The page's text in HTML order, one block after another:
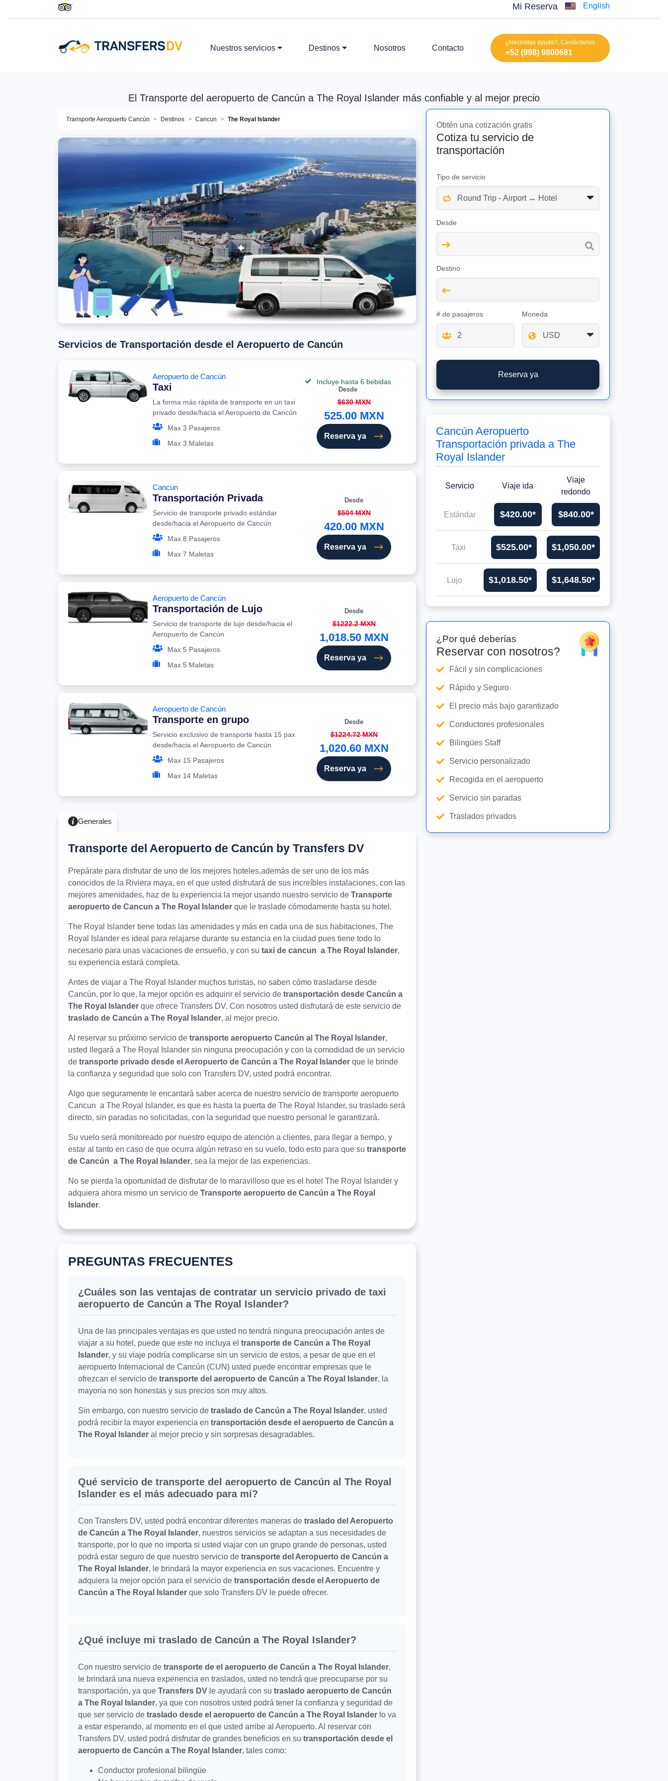
Mi Reserva English
Nuestros servicios Destinos Nosotros Contacto
¿Necesitas ayuda?, Contáctanos
+52 (998) 9800681
El Transporte del aeropuerto de Cancún a The Royal Islander más confiable y al mejor precio
Transporte Aeropuerto Cancún Destinos Cancun The Royal Islander
Servicios de Transportación desde el Aeropuerto de Cancún
Aeropuerto de Cancún
Taxi Incluye hasta 6 bebidas
Desde
La forma más rápida de transporte en un taxi
privado desde/hacia el Aeropuerto de Cancún
Max 3 Pasajeros
Max 3 Maletas
$630 MXN
525.00 MXN
Reserva ya
Cancun
Transportación Privada Desde
Servicio de transporte privado estándar
desde/hacia el Aeropuerto de Cancún
Max 8 Pasajeros
Max 7 Maletas
$504 MXN
420.00 MXN
Reserva ya
Aeropuerto de Cancún
Transportación de Lujo Desde
Servicio de transporte de lujo desde/hacia el
Aeropuerto de Cancún
Max 5 Pasajeros
Max 5 Maletas
$1222.2 MXN
1,018.50 MXN
Reserva ya
Aeropuerto de Cancún
Transporte en grupo Desde
Servicio exclusivo de transporte hasta 15 pax
desde/hacia el Aeropuerto de Cancún
Max 15 Pasajeros
Max 14 Maletas
$1224.72 MXN
1,020.60 MXN
Reserva ya
Generales
Transporte del Aeropuerto de Cancún by Transfers DV
Prepárate para disfrutar de uno de los mejores hoteles,además de ser uno de los más
conocidos de la Riviera maya, en el que usted disfrutará de sus increíbles instalaciones, con las
mejores amenidades, haz de tu experiencia la mejor usando nuestro servicio de Transporte
aeropuerto de Cancun a The Royal Islander que le traslade cómodamente hasta su hotel.
The Royal Islander tiene todas las amenidades y más en cada una de sus habitaciones, The
Royal Islander es ideal para relajarse durante su estancia en la ciudad pues tiene todo lo
necesario para unas vacaciones de ensueño, y con su taxi de cancun a The Royal Islander,
su experiencia estará completa.
Antes de viajar a The Royal Islander muchos turistas, no saben cómo trasladarse desde
Cancún, por lo que, la mejor opción es adquirir el servicio de transportación desde Cancún a
The Royal Islander que ofrece Transfers DV. Con nosotros usted disfrutará de este servicio de
traslado de Cancún a The Royal Islander, al mejor precio.
Al reservar su próximo servicio de transporte aeropuerto Cancún al The Royal Islander,
usted llegará a The Royal Islander sin ninguna preocupación y con la comodidad de un servicio
de transporte privado desde el Aeropuerto de Cancún a The Royal Islander que le brinde
la confianza y seguridad que solo con Transfers DV, usted podrá encontrar.
Algo que seguramente le encantará saber acerca de nuestro servicio de transporte aeropuerto
Cancun a The Royal Islander, es que es hasta la puerta de The Royal Islander, su traslado será
directo, sin paradas no solicitadas, con la seguridad que nuestro personal le garantizará.
Su vuelo será monitoreado por nuestro equipo de atención a clientes, para llegar a tiempo, y
estar al tanto en caso de que ocurra algún retraso en su vuelo, todo esto para que su transporte
de Cancún a The Royal Islander, sea la mejor de las experiencias.
No se pierda la oportunidad de disfrutar de lo maravilloso que es el hotel The Royal Islander y
adquiera ahora mismo un servicio de Transporte aeropuerto de Cancún a The Royal
Islander.
PREGUNTAS FRECUENTES
¿Cuáles son las ventajas de contratar un servicio privado de taxi
aeropuerto de Cancún a The Royal Islander?
Una de las principales ventajas es que usted no tendrá ninguna preocupación antes de
viajar a su hotel, puede que este no incluya el transporte de Cancún a The Royal
Islander, y su viaje podría complicarse sin un servicio de estos, a pesar de que en el
aeropuerto Internacional de Cancún (CUN) usted puede encontrar empresas que le
ofrezcan el servicio de transporte del aeropuerto de Cancún a The Royal Islander, la
mayoría no son honestas y sus precios son muy altos.
Sin embargo, con nuestro servicio de traslado de Cancún a The Royal Islander, usted
podrá recibir la mayor experiencia en transportación desde el aeropuerto de Cancún a
The Royal Islander al mejor precio y sin sorpresas desagradables.
Qué servicio de transporte del aeropuerto de Cancún al The Royal
Islander es el más adecuado para mí?
Con Transfers DV, usted podrá encontrar diferentes maneras de traslado del Aeropuerto
de Cancún a The Royal Islander, nuestros servicios se adaptan a sus necesidades de
transporte, por lo que no importa si usted viajar con un grupo grande de personas, usted
podrá estar seguro de que nuestro servicio de transporte del Aeropuerto de Cancún a
The Royal Islander, le brindará la mayor experiencia en sus vacaciones. Encuentre y
adquiera la mejor opción para el servicio de transportación desde el Aeropuerto de
Cancún a The Royal Islander que solo Transfers DV le puede ofrecer.
¿Qué incluye mi traslado de Cancún a The Royal Islander?
Con nuestro servicio de transporte de el aeropuerto de Cancún a The Royal Islander,
le brindará una nueva experiencia en traslados, usted no tendrá que preocuparse por su
transportación, ya que Transfers DV le ayudará con su traslado aeropuerto de Cancún
a The Royal Islander, ya que con nosotros usted podrá tener la confianza y seguridad de
que ser servicio de traslado desde el aeropuerto de Cancún a The Royal Islander lo va
a estar esperando, al momento en el que usted arribe al Aeropuerto. Al reservar con
Transfers DV, usted podrá disfrutar de grandes beneficios en su transportación desde el
aeropuerto de Cancún a The Royal Islander, tales como:
Conductor profesional bilingüe
Obtén una cotización gratis
Cotiza tu servicio de
transportación
Tipo de servicio
Desde
Destino
# de pasajeros Moneda
Reserva ya
Cancún Aeropuerto
Transportación privada a The
Royal Islander
Servicio Viaje ida
Viaje
redondo
Estándar $420.00* $840.00*
Taxi $525.00* $1,050.00*
Lujo $1,018.50* $1,648.50*
¿Por qué deberías
Reservar con nosotros?
Fácil y sin complicaciones
Rápido y Seguro
El precio más bajo garantizado
Conductores profesionales
Bilingües Staff
Servicio personalizado
Recogida en el aeropuerto
Servicio sin paradas
Traslados privados